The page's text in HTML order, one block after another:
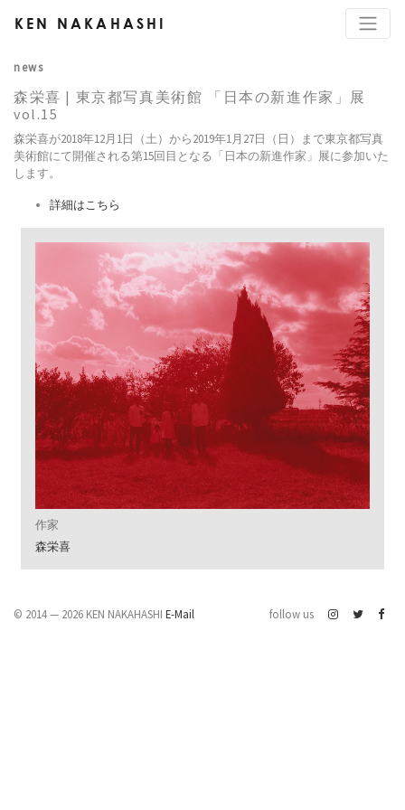
KEN NAKAHASHI
news
森栄喜 | 東京都写真美術館 「日本の新進作家」展
vol.15
森栄喜が2018年12月1日（土）から2019年1月27日（日）まで東京都写真
美術館にて開催される第15回目となる「日本の新進作家」展に参加いた
します。
詳細はこちら
作家
森栄喜
© 2014 — 2026 KEN NAKAHASHI E-Mail follow us